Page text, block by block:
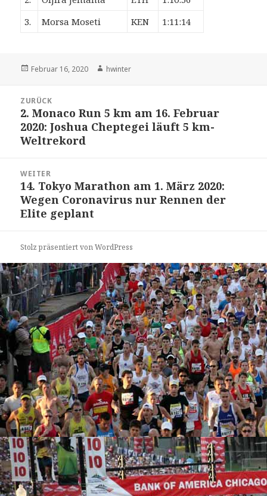
3.
Morsa Moseti KEN 1:11:14
Veröffentlicht
Februar 16, 2020 Autor
hwinter
Navigation
ZURÜCK
Vorheriger
Beitrag:
2. Monaco Run 5 km am 16. Februar
2020: Joshua Cheptegei läuft 5 km-
Weltrekord
WEITER
Nächster
Beitrag:
14. Tokyo Marathon am 1. März 2020:
Wegen Coronavirus nur Rennen der
Elite geplant
Stolz präsentiert von WordPress